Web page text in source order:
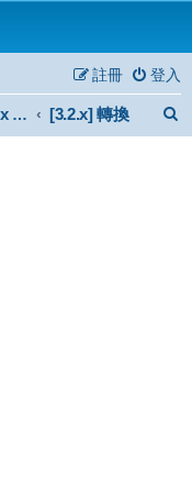
登入
註冊
phpBB 3.2.x Forum Archive [3.2.x] 轉換